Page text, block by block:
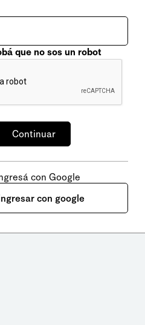
que no sos un robot
con Google
con google